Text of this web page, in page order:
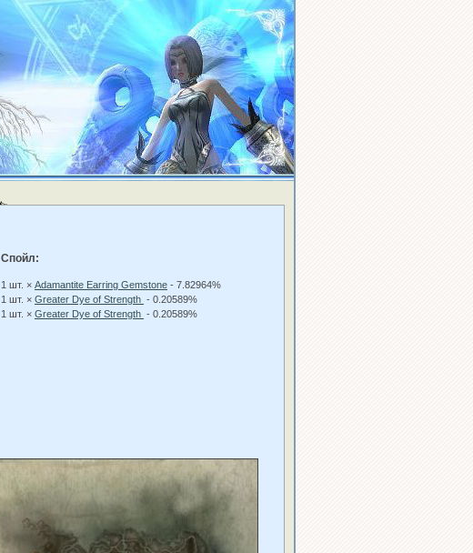
Спойл:
1 шт. × Adamantite Earring Gemstone - 7.82964%
1 шт. × Greater Dye of Strength - 0.20589%
1 шт. × Greater Dye of Strength - 0.20589%